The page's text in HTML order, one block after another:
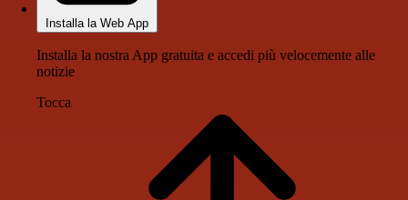
Installa la Web App
Installa la nostra App gratuita e accedi più velocemente alle
notizie
Tocca